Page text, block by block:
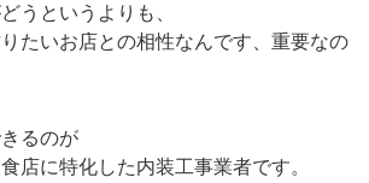
うというよりも、
たいお店との相性なんです、重要なの
るのが
店に特化した内装工事業者です。